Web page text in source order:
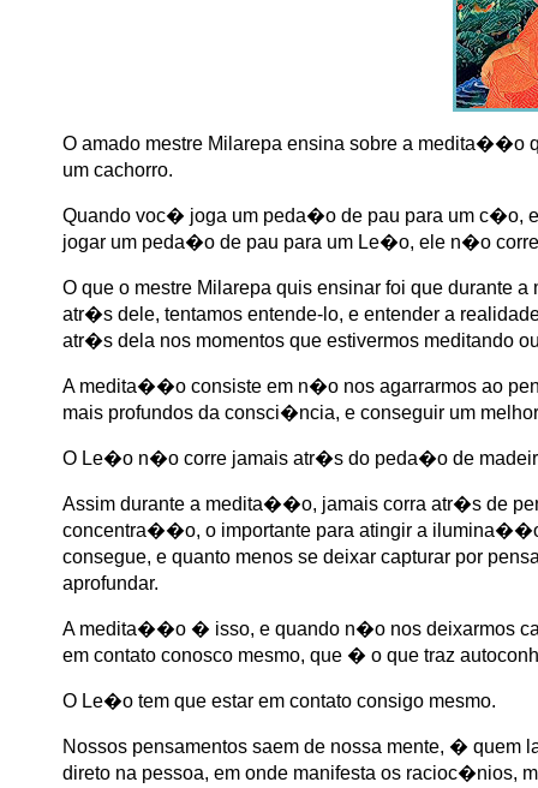
O amado mestre Milarepa ensina sobre a
um cachorro.
Quando voc� joga um peda�o de pau para um
jogar um peda�o de pau para um Le�o, ele n�o
O que o mestre Milarepa quis ensinar foi que
atr�s dele, tentamos entende-lo, e entender a
atr�s dela nos momentos que estivermos meditando
A medita��o consiste em n�o nos agarrarmos ao
mais profundos da consci�ncia, e conseguir um
O Le�o n�o corre jamais atr�s do peda�o de
Assim durante a medita��o, jamais corra atr�s de
concentra��o, o importante para atingir a
consegue, e quanto menos se deixar capturar por
aprofundar.
A medita��o � isso, e quando n�o nos deixarmos
em contato conosco mesmo, que � o que traz
O Le�o tem que estar em contato consigo mesmo.
Nossos pensamentos saem de nossa mente, �
direto na pessoa, em onde manifesta os